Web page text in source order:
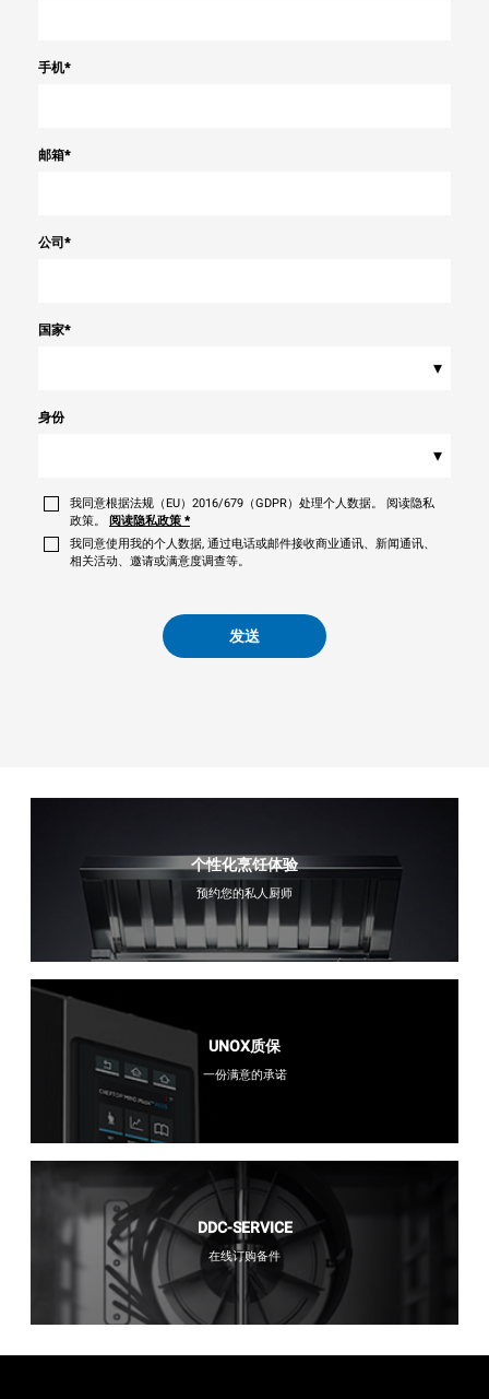
手机*
邮箱*
公司*
国家*
▾
身份
▾
我同意根据法规（EU）2016/679（GDPR）处理个人数据。 阅读隐私
政策。
阅读隐私政策 *
我同意使用我的个人数据, 通过电话或邮件接收商业通讯、新闻通讯、
相关活动、邀请或满意度调查等。
发送
个性化烹饪体验
预约您的私人厨师
UNOX质保
一份满意的承诺
DDC-SERVICE
在线订购备件